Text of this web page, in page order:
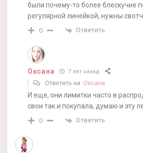
были почему-то более блескучие
регулярной линейкой, нужны
0 Ответить
Оксана 7 лет назад
Ответить на Оксана
И еще, они лимитки часто в
свои так и покупала, думаю и эту
0 Ответить